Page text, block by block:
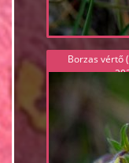
Borzas vértő